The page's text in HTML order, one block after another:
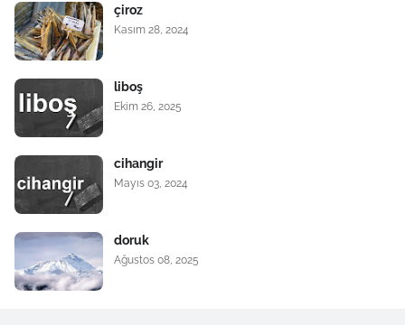
çiroz
Kasım 28, 2024
liboş
Ekim 26, 2025
cihangir
Mayıs 03, 2024
doruk
Ağustos 08, 2025